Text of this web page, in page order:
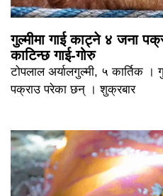
गुल्मीमा गाई काट्ने ४ जना
काटिन्छ गाई-गोरु
टोपलाल अर्यालगुल्मी, ५ कार्तिक ।
पक्राउ परेका छन् । शुक्रबार